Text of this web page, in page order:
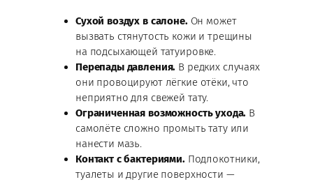
Сухой воздух в салоне.Он может
вызвать стянутость кожи и трещины
на подсыхающей татуировке.
Перепады давления. В редких случаях
они провоцируют лёгкие отёки, что
неприятно для свежей тату.
Ограниченная возможность ухода. В
самолёте сложно промыть тату или
нанести мазь.
Контакт с бактериями.Подлокотники,
туалеты и другие поверхности —